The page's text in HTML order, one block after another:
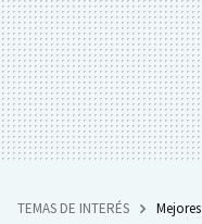
TEMAS DE INTERÉS